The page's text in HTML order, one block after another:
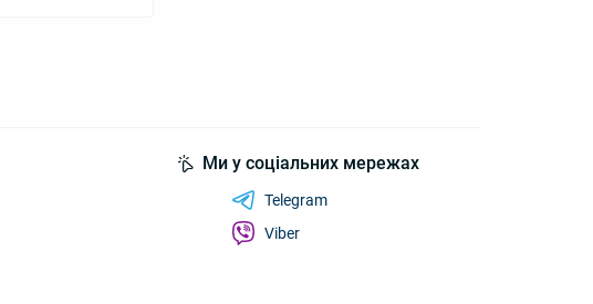
Ми у соціальних мережах
Telegram
Viber